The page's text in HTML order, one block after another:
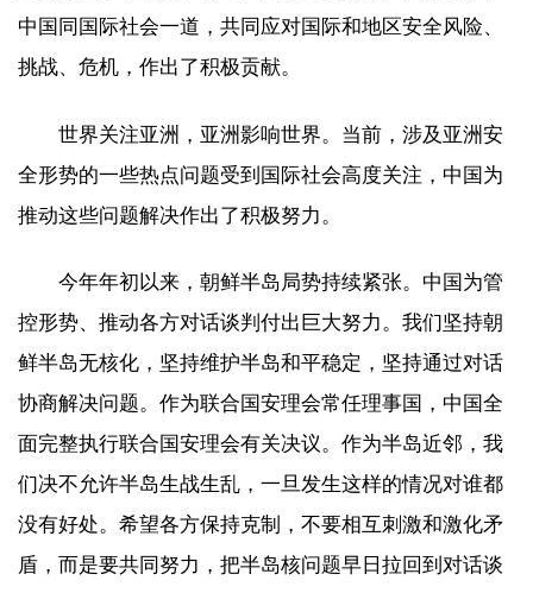
中国同国际社会一道，共同应对国际和地区安全风险、
挑战、危机，作出了积极贡献。
世界关注亚洲，亚洲影响世界。当前，涉及亚洲安
全形势的一些热点问题受到国际社会高度关注，中国为
推动这些问题解决作出了积极努力。
今年年初以来，朝鲜半岛局势持续紧张。中国为管
控形势、推动各方对话谈判付出巨大努力。我们坚持朝
鲜半岛无核化，坚持维护半岛和平稳定，坚持通过对话
协商解决问题。作为联合国安理会常任理事国，中国全
面完整执行联合国安理会有关决议。作为半岛近邻，我
们决不允许半岛生战生乱，一旦发生这样的情况对谁都
没有好处。希望各方保持克制，不要相互刺激和激化矛
盾，而是要共同努力，把半岛核问题早日拉回到对话谈